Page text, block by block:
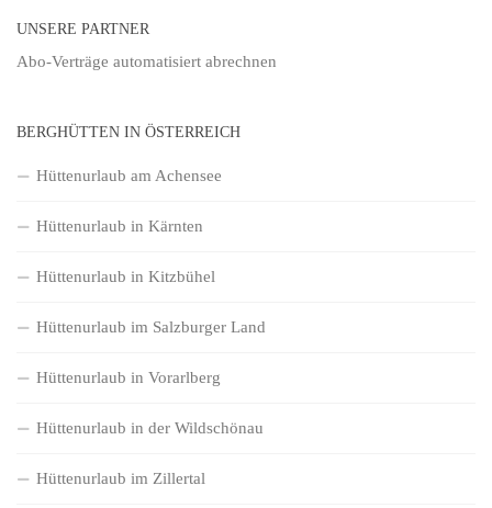
UNSERE PARTNER
Abo-Verträge automatisiert abrechnen
BERGHÜTTEN IN ÖSTERREICH
Hüttenurlaub am Achensee
Hüttenurlaub in Kärnten
Hüttenurlaub in Kitzbühel
Hüttenurlaub im Salzburger Land
Hüttenurlaub in Vorarlberg
Hüttenurlaub in der Wildschönau
Hüttenurlaub im Zillertal